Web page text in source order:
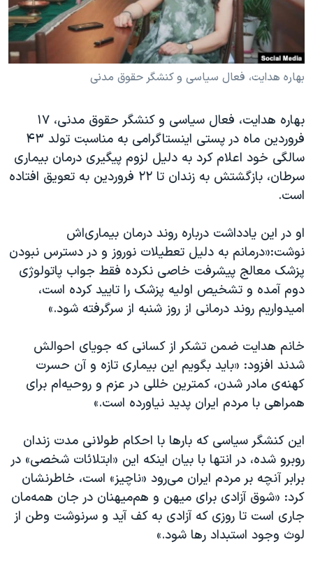
علم و فناوری
اسرائیل در جنگ
گالری عکس
رمز مهسا
ورزش زنان در ایران
اعتراضات زن، زندگی، آزادی
تریبونال مردمی آبان ۹۸
دادگاه حمید نوری
چهل سال گروگان‌گیری
قانون شفافیت دارائی کادر رهبری ایران
اسرائیل در جنگ
نرگس محمدی برنده جایزه نوبل صلح
همایش محافظه‌کاران آمریکا «سی‌پک»
صفحه‌های ویژه
سفر پرزیدنت ترامپ به چین
زبانهای مختلف
بهاره هدایت، فعال سیاسی و کنشگر حقوق مدنی
بهاره هدایت، فعال سیاسی و کنشگر حقوق مدنی، ۱۷
فروردین ماه در پستی اینستاگرامی به مناسبت تولد ۴۳
سالگی خود اعلام کرد به دلیل لزوم پیگیری درمان بیماری
سرطان، بازگشتش به زندان تا ۲۲ فروردین به تعویق افتاده
است.
او در این یادداشت درباره روند درمان بیماری‌اش
نوشت:«درمانم به دلیل تعطیلات نوروز و در دسترس نبودن
پزشک معالج پیشرفت خاصی نکرده فقط جواب پاتولوژی
دوم آمده و تشخیص اولیه پزشک را تایید کرده است،
امیدواریم روند درمانی از روز شنبه از سرگرفته شود.»
خانم هدایت ضمن تشکر از کسانی که جویای احوالش
شدند افزود: «باید بگویم این بیماری تازه و آن حسرت
کهنه‌ی مادر شدن، کمترین خللی در عزم و روحیه‌ام برای
همراهی با مردم ایران پدید نیاورده است.»
این کنشگر سیاسی که بارها با احکام طولانی مدت زندان
روبرو شده، در انتها با بیان اینکه این «ابتلائات شخصی» در
برابر آنچه بر مردم ایران می‌رود «ناچیز» است، خاطرنشان
کرد: «شوق آزادی برای میهن و هم‌میهنان در جان همه‌مان
جاری است تا روزی که آزادی به کف آید و سرنوشت وطن از
لوث وجود استبداد رها شود.»